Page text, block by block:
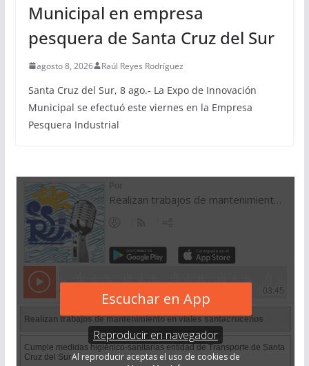
Municipal en empresa
pesquera de Santa Cruz del Sur
agosto 8, 2026 Raúl Reyes Rodríguez
Santa Cruz del Sur, 8 ago.- La Expo de Innovación
Municipal se efectuó este viernes en la Empresa
Pesquera Industrial